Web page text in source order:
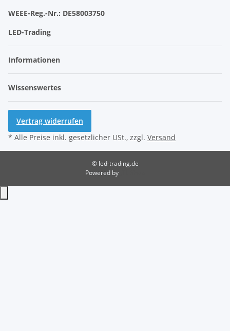
WEEE-Reg.-Nr.: DE58003750
LED-Trading
Informationen
Wissenswertes
Vertrag widerrufen
* Alle Preise inkl. gesetzlicher USt., zzgl. Versand
© led-trading.de
Powered by